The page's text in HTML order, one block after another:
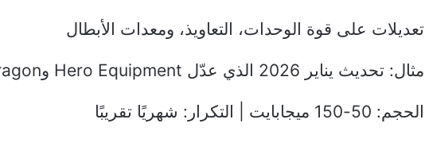
تعديلات على قوة الوحدات، التعاويذ، ومعدات الأبطال
مثال: تحديث يناير 2026 الذي عدّل Hero Equipment وElectro Dragon
الحجم: 50-150 ميجابايت | التكرار: شهريًا تقريبًا